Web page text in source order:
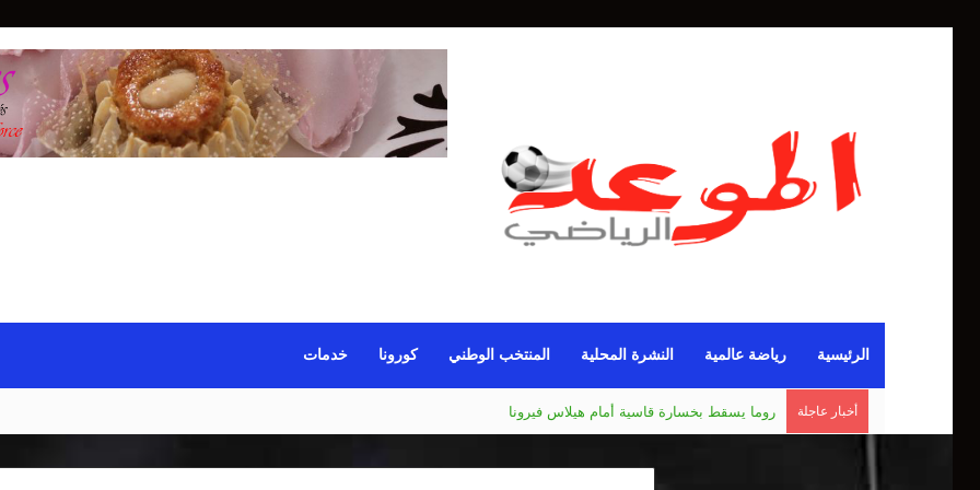
الرئيسية رياضة عالمية النشرة المحلية المنتخب الوطني كورونا خدمات
أخبار عاجلة مانشستر يونايتد يقدم أسوأ نسخة منذ 38 عاما